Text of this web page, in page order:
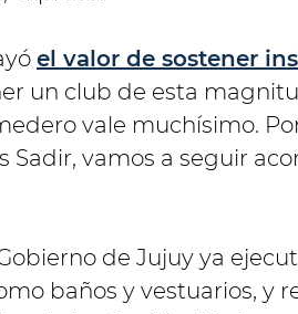
el valor de sostener
un club de esta
vale muchísimo.
Sadir, vamos a seguir
de Jujuy ya
baños y vestuarios, y